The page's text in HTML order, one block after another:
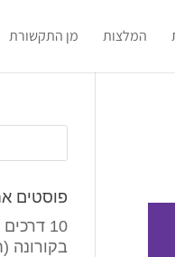
המלצות מן התקשורת
פוסטים
10
בקורונה